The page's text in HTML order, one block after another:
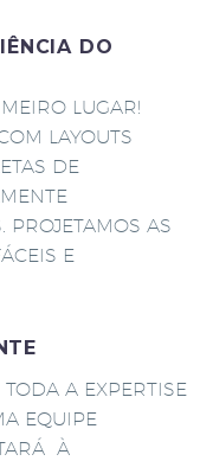
DO
LUGAR!
LAYOUTS
DE
PROJETAMOS AS
E
A EXPERTISE
EQUIPE
À